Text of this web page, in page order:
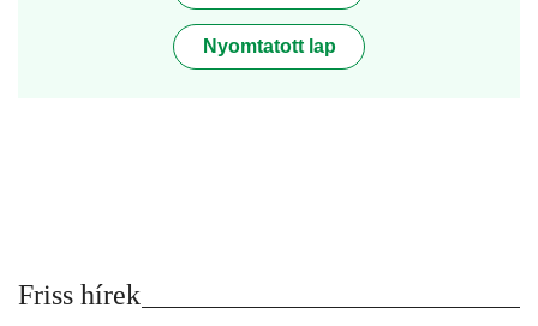
Nyomtatott lap
Friss hírek